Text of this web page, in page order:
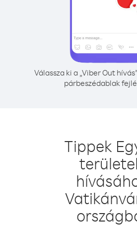
Válassza ki a „Viber Out
párbeszédablak
Tippek